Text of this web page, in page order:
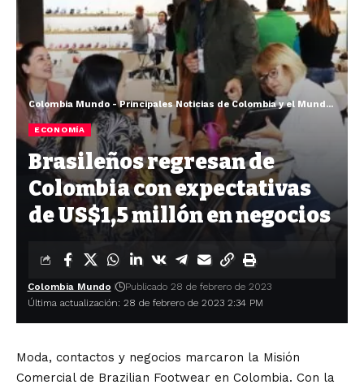
Colombia Mundo - Principales Noticias de Colombia y el Mundo Hoy
ECONOMÍA
Brasileños regresan de
Colombia con expectativas
de US$1,5 millón en negocios
Última actualización: 28 de febrero de 2023 2:34 PM
Colombia Mundo Publicado 28 de febrero de 2023
Moda, contactos y negocios marcaron la Misión
Comercial de Brazilian Footwear en Colombia. Con la